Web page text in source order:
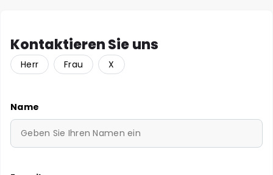
Kontaktieren Sie uns
Herr Frau X
Name